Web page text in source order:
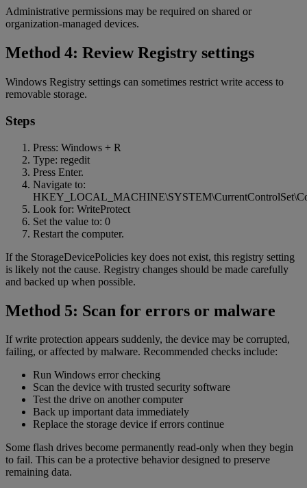
Administrative permissions may be required on shared or
organization-managed devices.
Method 4: Review Registry settings
Windows Registry settings can sometimes restrict write access to
removable storage.
Steps
Press: Windows + R
Type: regedit
Press Enter.
Navigate to:
Look for: WriteProtect
Set the value to: 0
Restart the computer.
If the StorageDevicePolicies key does not exist, this registry setting
is likely not the cause. Registry changes should be made carefully
and backed up when possible.
Method 5: Scan for errors or malware
If write protection appears suddenly, the device may be corrupted,
failing, or affected by malware. Recommended checks include:
Run Windows error checking
Scan the device with trusted security software
Test the drive on another computer
Back up important data immediately
Replace the storage device if errors continue
Some flash drives become permanently read-only when they begin
to fail. This can be a protective behavior designed to preserve
remaining data.